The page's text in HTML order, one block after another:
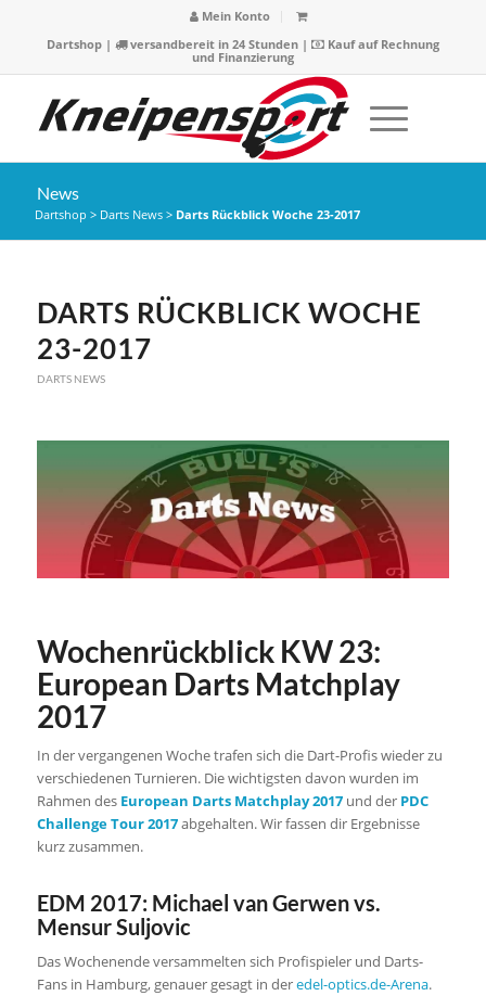
Mein Konto
Dartshop| versandbereit in 24 Stunden |
Kauf auf Rechnung
und Finanzierung
News
Dartshop > Darts News> Darts Rückblick Woche 23-2017
DARTS RÜCKBLICK WOCHE
23-2017
DARTS NEWS
Wochenrückblick KW 23:
European Darts Matchplay
2017
In der vergangenen Woche trafen sich die Dart-Profis wieder zu
verschiedenen Turnieren. Die wichtigsten davon wurden im
Rahmen des European Darts Matchplay 2017und der PDC
Challenge Tour 2017abgehalten. Wir fassen dir Ergebnisse
kurz zusammen.
EDM 2017: Michael van Gerwen vs.
Mensur Suljovic
Das Wochenende versammelten sich Profispieler und Darts-
Fans in Hamburg, genauer gesagt in deredel-optics.de-Arena.